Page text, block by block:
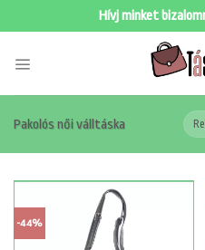
Hívj minket
Pakolós női válltáska
-44%